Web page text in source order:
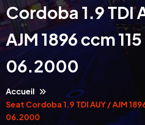
Cordoba 1.9 TDI
AJM 1896 ccm
06.2000
Accueil
Seat Cordoba 1.9 TDI AUY / AJM
06.2000